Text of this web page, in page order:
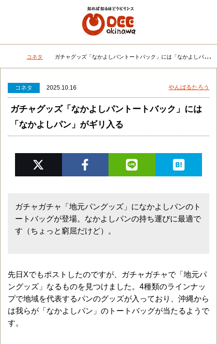
DEEokinawaトップ
コネタ ガチャグッズ「なかよしパントートバック」には「なかよしパン」がギリ入る
コネタ 2025.10.16 やんばるたろう
ガチャグッズ「なかよしパントートバック」には
「なかよしパン」がギリ入る
ガチャガチャ「地元パングッズ」になかよしパンのト
ートバッグが登場。なかよしパンの持ち運びに最適で
す（ちょっと窮屈だけど）。
先日Xでもポストしたのですが、ガチャガチャで「地元パ
ングッズ」なるものを見つけました。4種類のラインナッ
プで地域を代表するパンのグッズが入っており、沖縄から
は我らが「なかよしパン」のトートバッグが当たるようで
す。